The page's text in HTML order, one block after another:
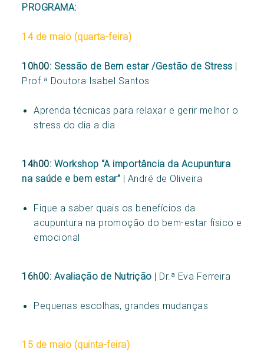
PROGRAMA:
14 de maio (quarta-feira)
10h00: Sessão de Bem estar /Gestão de Stress |
Prof.ª Doutora Isabel Santos
Aprenda técnicas para relaxar e gerir melhor o
stress do dia a dia
14h00: Workshop “A importância da Acupuntura
na saúde e bem estar” | André de Oliveira
Fique a saber quais os benefícios da
acupuntura na promoção do bem-estar físico e
emocional
16h00: Avaliação de Nutrição | Dr.ª Eva Ferreira
Pequenas escolhas, grandes mudanças
15 de maio (quinta-feira)